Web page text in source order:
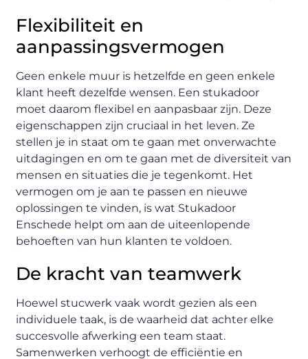
Flexibiliteit en
aanpassingsvermogen
Geen enkele muur is hetzelfde en geen enkele
klant heeft dezelfde wensen. Een stukadoor
moet daarom flexibel en aanpasbaar zijn. Deze
eigenschappen zijn cruciaal in het leven. Ze
stellen je in staat om te gaan met onverwachte
uitdagingen en om te gaan met de diversiteit van
mensen en situaties die je tegenkomt. Het
vermogen om je aan te passen en nieuwe
oplossingen te vinden, is wat Stukadoor
Enschede helpt om aan de uiteenlopende
behoeften van hun klanten te voldoen.
De kracht van teamwerk
Hoewel stucwerk vaak wordt gezien als een
individuele taak, is de waarheid dat achter elke
succesvolle afwerking een team staat.
Samenwerken verhoogt de efficiëntie en